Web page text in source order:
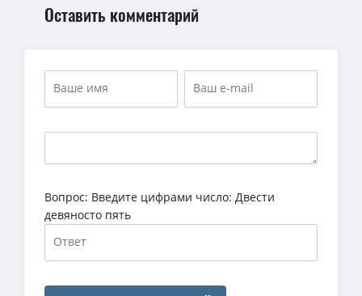
Оставить комментарий
Вопрос: Введите цифрами число: Двести
девяносто пять